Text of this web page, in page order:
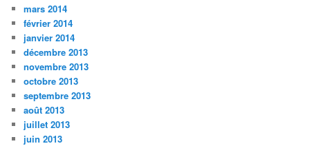
mars 2014
février 2014
janvier 2014
décembre 2013
novembre 2013
octobre 2013
septembre 2013
août 2013
juillet 2013
juin 2013